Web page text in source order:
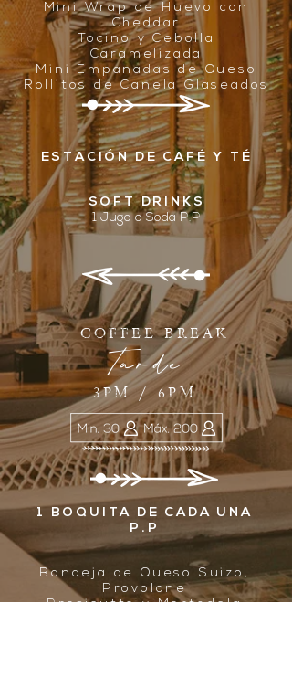
Mini Wrap de Huevo con
Cheddar
Tocino y Cebolla
Caramelizada
Mini Empanadas de Queso
Rollitos de Canela Glaseados
ESTACIÓN DE CAFÉ Y TÉ
SOFT DRINKS
1 Jugo o Soda P.P
COFFEE BREAK
Tarde
3PM / 6PM
1 BOQUITA DE CADA UNA
P.P
Bandeja de Queso Suizo,
Provolone
Prosicutto y Mortadela